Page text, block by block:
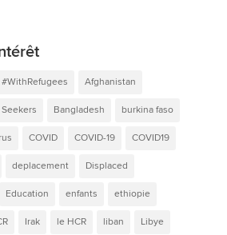
#WithRefugees Afghanistan
Bangladesh burkina faso
COVID COVID-19 COVID19
deplacement Displaced
Education enfants ethiopie
Irak le HCR liban Libye